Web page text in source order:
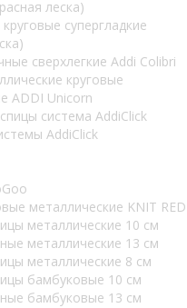
леска)
супергладкие
сверхлегкие Addi Colibri
круговые
ADDI Unicorn
система AddiClick
AddiClick
металлические KNIT RED
металлические 10 см
металлические 13 см
металлические 8 см
бамбуковые 10 см
бамбуковые 13 см